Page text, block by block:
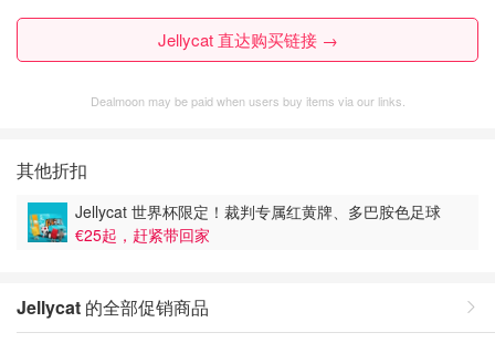
Jellycat 直达购买链接 →
Dealmoon may be paid when users buy items via our links.
其他折扣
Jellycat 世界杯限定！裁判专属红黄牌、多巴胺色足球
€25起，赶紧带回家
Jellycat 的全部促销商品